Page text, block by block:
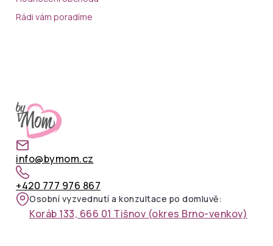
Rádi vám poradíme
info@bymom.cz
+420 777 976 867
Osobní vyzvednutí a konzultace po domluvě:
Koráb 133, 666 01 Tišnov (okres Brno-venkov)